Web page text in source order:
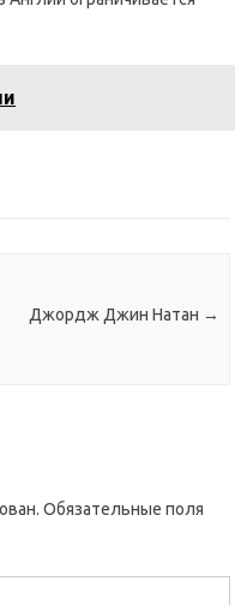
Джордж Джин Натан →
Обязательные поля